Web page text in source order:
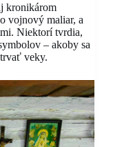
kronikárom
vojnový maliar, a
Niektorí tvrdia,
– akoby sa
veky.